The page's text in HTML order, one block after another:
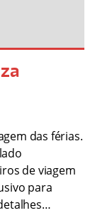
das férias.
de viagem
para